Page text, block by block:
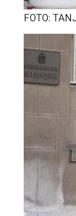
FOTO: